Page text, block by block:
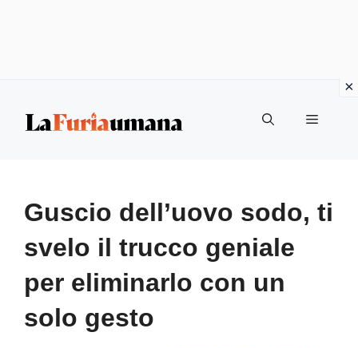
Menu
Guscio dell’uovo sodo, ti
svelo il trucco geniale
per eliminarlo con un
solo gesto